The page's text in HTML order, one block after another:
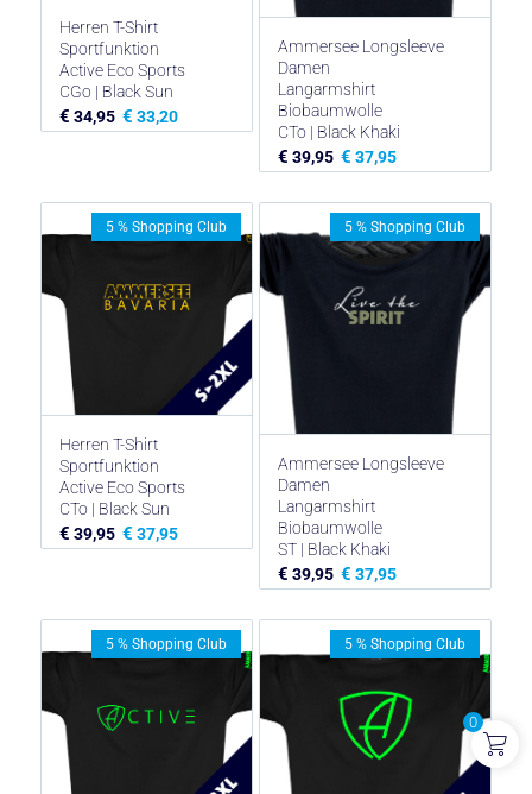
Herren T-Shirt
Sportfunktion
Active Eco Sports
CGo | Black Sun
€ 34,95 € 33,20
Ammersee Longsleeve
Damen
Langarmshirt
Biobaumwolle
CTo | Black Khaki
€ 39,95 € 37,95
Herren T-Shirt
Sportfunktion
Active Eco Sports
CTo | Black Sun
€ 39,95 € 37,95
5 % Shopping Club
Ammersee Longsleeve
Damen
Langarmshirt
Biobaumwolle
ST | Black Khaki
€ 39,95 € 37,95
5 % Shopping Club
5 % Shopping Club 5 % Shopping Club
0